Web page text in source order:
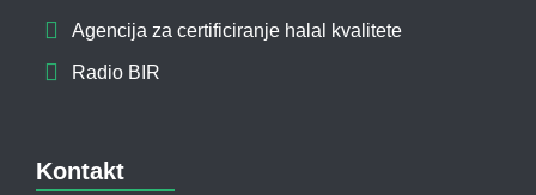
Agencija za certificiranje halal kvalitete
Radio BIR
Kontakt